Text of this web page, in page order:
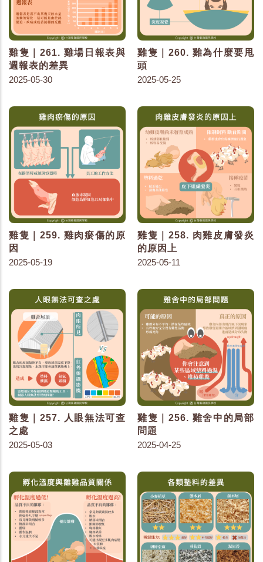
雞隻｜261. 雞場日報表與
週報表的差異
2025-05-30
雞隻｜260. 雞為什麼要甩
頭
2025-05-25
雞隻｜259. 雞肉瘀傷的原
因
2025-05-19
雞隻｜258. 肉雞皮膚發炎
的原因上
2025-05-11
雞隻｜257. 人眼無法可查
之處
2025-05-03
雞隻｜256. 雞舍中的局部
問題
2025-04-25